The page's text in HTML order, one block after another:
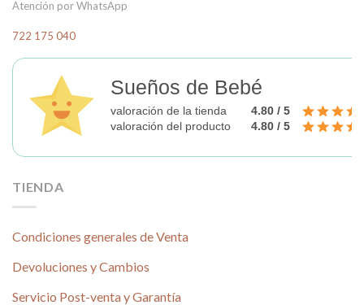
Atención por WhatsApp
722 175 040
Sueños de Bebé
valoración de la tienda
4.80 / 5
valoración del producto
4.80 / 5
TIENDA
Condiciones generales de Venta
Devoluciones y Cambios
Servicio Post-venta y Garantía